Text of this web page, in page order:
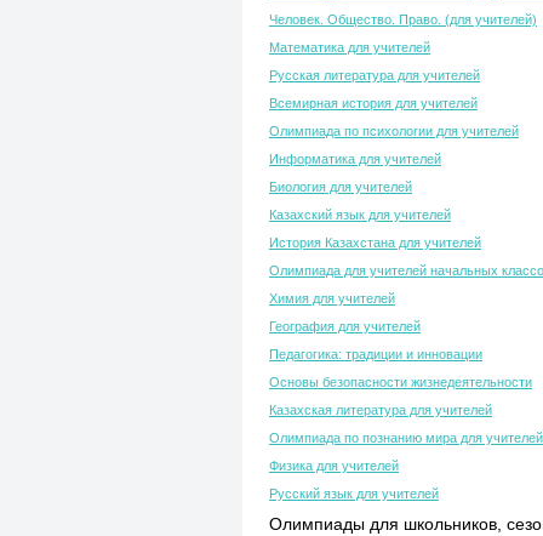
Человек. Общество. Право. (для учителей)
Математика для учителей
Русская литература для учителей
Всемирная история для учителей
Олимпиада по психологии для учителей
Информатика для учителей
Биология для учителей
Казахский язык для учителей
История Казахстана для учителей
Олимпиада для учителей начальных
Химия для учителей
География для учителей
Педагогика: традиции и инновации
Основы безопасности жизнедеятельности
Казахская литература для учителей
Олимпиада по познанию мира для учителей
Физика для учителей
Русский язык для учителей
Олимпиады для школьников,